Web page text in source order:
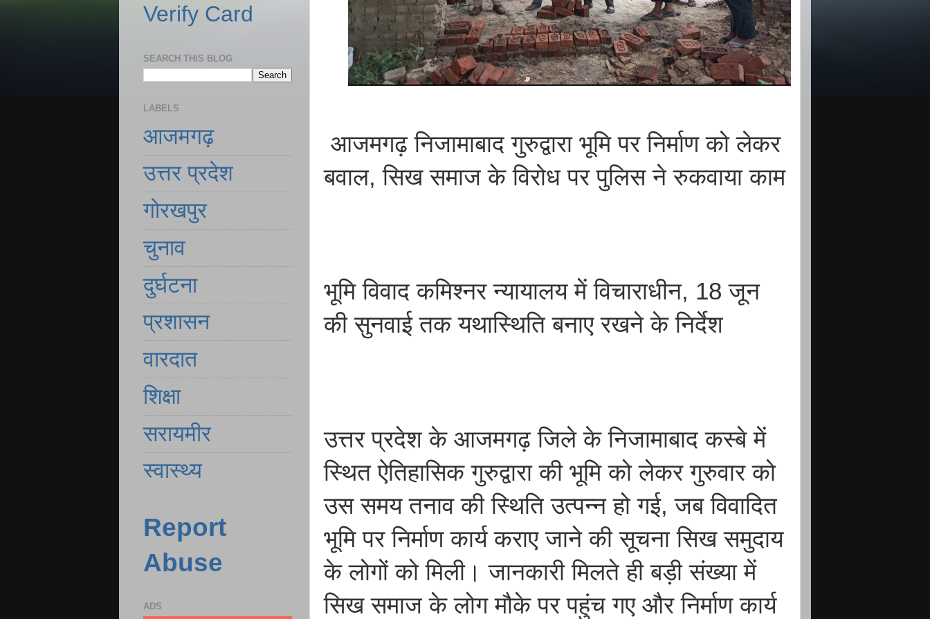
आजमगढ़ निजामाबाद गुरुद्वारा भूमि पर निर्माण को लेकर
बवाल, सिख समाज के विरोध पर पुलिस ने रुकवाया काम
भूमि विवाद कमिश्नर न्यायालय में विचाराधीन, 18 जून
की सुनवाई तक यथास्थिति बनाए रखने के निर्देश
उत्तर प्रदेश के आजमगढ़ जिले के निजामाबाद कस्बे में
स्थित ऐतिहासिक गुरुद्वारा की भूमि को लेकर गुरुवार को
उस समय तनाव की स्थिति उत्पन्न हो गई, जब विवादित
भूमि पर निर्माण कार्य कराए जाने की सूचना सिख समुदाय
के लोगों को मिली। जानकारी मिलते ही बड़ी संख्या में
सिख समाज के लोग मौके पर पहुंच गए और निर्माण कार्य
Verify Card
SEARCH THIS BLOG
LABELS
आजमगढ़
उत्तर प्रदेश
गोरखपुर
चुनाव
दुर्घटना
प्रशासन
वारदात
शिक्षा
सरायमीर
स्वास्थ्य
Report
Abuse
ADS